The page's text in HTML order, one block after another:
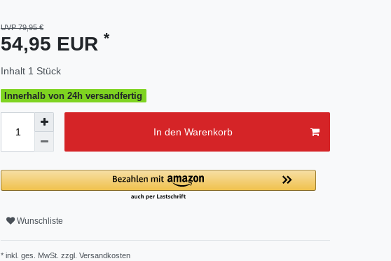
UVP 79,95 €
54,95 EUR *
Inhalt 1 Stück
Innerhalb von 24h versandfertig
In den Warenkorb
Wunschliste
* inkl. ges. MwSt. zzgl. Versandkosten